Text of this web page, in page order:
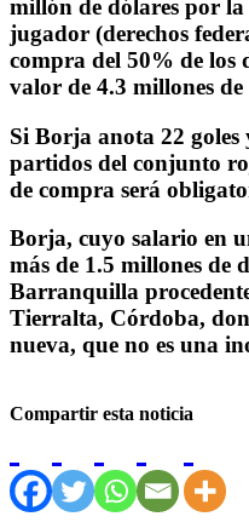
millón de dólares por la
jugador (derechos
compra del 50% de los
valor de 4.3 millones de
Si Borja anota 22 goles
partidos del conjunto
de compra será
Borja, cuyo salario en
más de 1.5 millones de
Barranquilla
Tierralta, Córdoba,
nueva, que no es una
Compartir esta noticia